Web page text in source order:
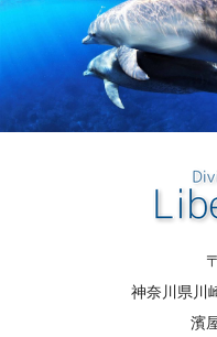
神奈川県川
濱